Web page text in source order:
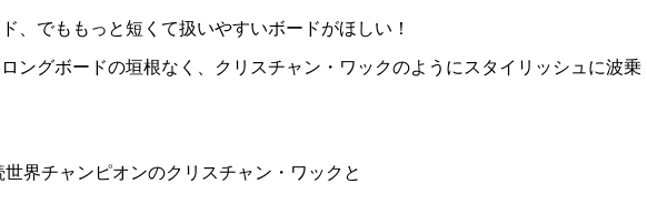
、でももっと短くて扱いやすいボードがほしい！
ングボードの垣根なく、クリスチャン・ワックのようにスタイリッシュに波乗
世界チャンピオンのクリスチャン・ワックと